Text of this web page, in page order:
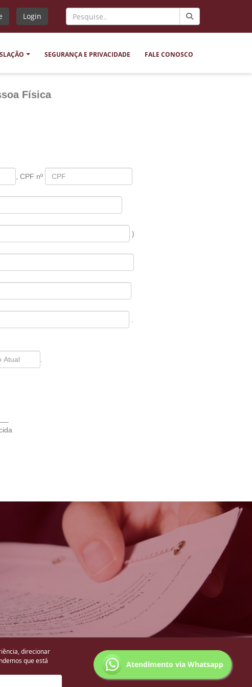
Login
SEGURANÇA E PRIVACIDADE FALE CONOSCO
Física
, CPF nº
)
Atendimento via Whatsapp
direcionar
que está